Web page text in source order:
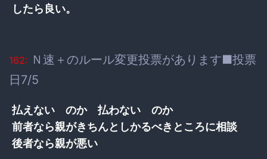
したら良い。
162: Ｎ速＋のルール変更投票があります■投票
日7/5
払えない のか 払わない のか
前者なら親がきちんとしかるべきところに相談
後者なら親が悪い